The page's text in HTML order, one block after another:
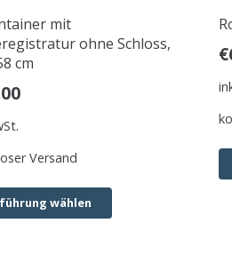
mit
ohne Schloss,
cm
Versand
wählen
€